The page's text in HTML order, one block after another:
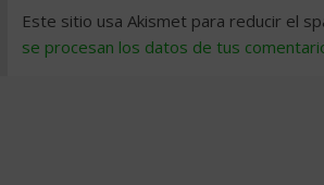
Este sitio usa Akismet para reducir el
se procesan los datos de tus